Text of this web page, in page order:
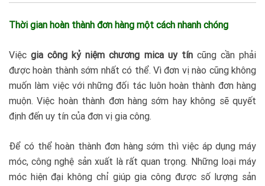
Thời gian hoàn thành đơn hàng một cách nhanh chóng
Việcgia công kỷ niệm chương mica uy tíncũng cần phải
được hoàn thành sớm nhất có thể. Vì đơn vị nào cũng không
muốn làm việc với những đối tác luôn hoàn thành đơn hàng
muộn. Việc hoàn thành đơn hàng sớm hay không sẽ quyết
định đến uy tín của đơn vị gia công.
Để có thể hoàn thành đơn hàng sớm thì việc áp dụng máy
móc, công nghệ sản xuất là rất quan trọng. Những loại máy
móc hiện đại không chỉ giúp gia công được số lượng sản